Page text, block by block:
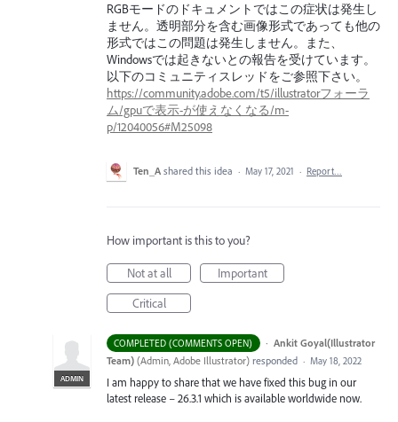
RGBモードのドキュメントではこの症状は発生し
ません。透明部分を含む画像形式であっても他の
形式ではこの問題は発生しません。また、
Windowsでは起きないとの報告を受けています。
以下のコミュニティスレッドをご参照下さい。
https://community.adobe.com/t5/illustratorフォーラ
ム/gpuで表示-が使えなくなる/m-
p/12040056#M25098
Ten_A shared this idea · May 17, 2021 · Report…
How important is this to you?
Not at all
Important
Critical
COMPLETED (COMMENTS OPEN) ·
ADMIN
Ankit Goyal(Illustrator
Team) (Admin, Adobe Illustrator) responded · May 18, 2022
I am happy to share that we have fixed this bug in our
latest release – 26.3.1 which is available worldwide now.